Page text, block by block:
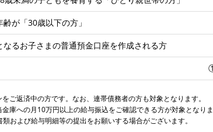
が「30歳以下の方」
なるお子さまの普通預金口座を作成される方
返済中の方です。なお、連帯債務者の方も対象となります。
への月10万円以上の給与振込をご確認できる方が対象となり
および給与明細等の提出をお願いする場合がございます。